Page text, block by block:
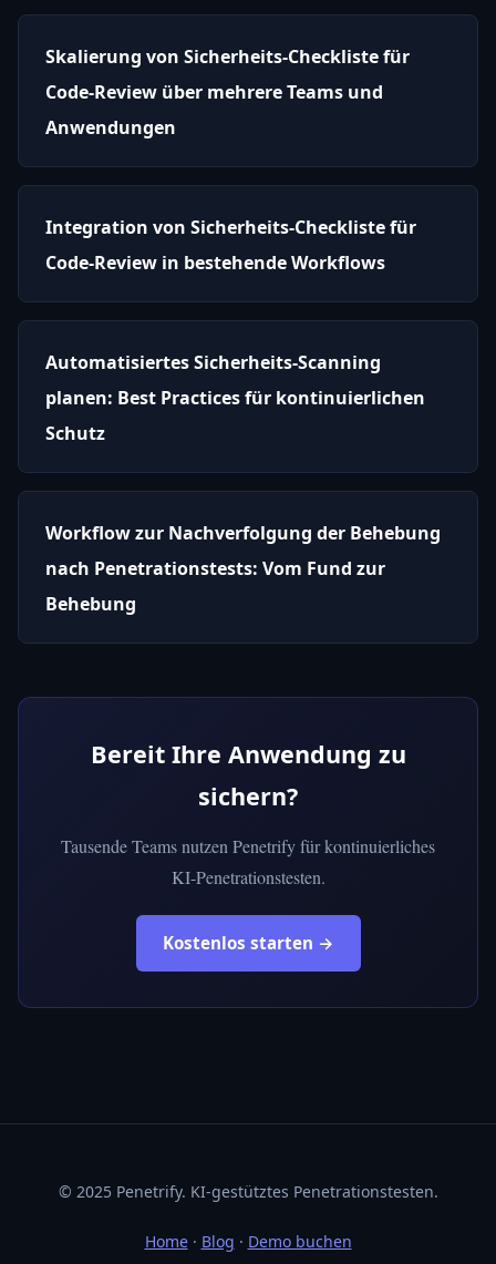
Skalierung von Sicherheits-Checkliste für
Code-Review über mehrere Teams und
Anwendungen
Integration von Sicherheits-Checkliste für
Code-Review in bestehende Workflows
Automatisiertes Sicherheits-Scanning
planen: Best Practices für kontinuierlichen
Schutz
Workflow zur Nachverfolgung der Behebung
nach Penetrationstests: Vom Fund zur
Behebung
Bereit Ihre Anwendung zu
sichern?
Tausende Teams nutzen Penetrify für kontinuierliches
KI-Penetrationstesten.
Kostenlos starten →
© 2025 Penetrify. KI-gestütztes Penetrationstesten.
Home· Blog · Demo buchen